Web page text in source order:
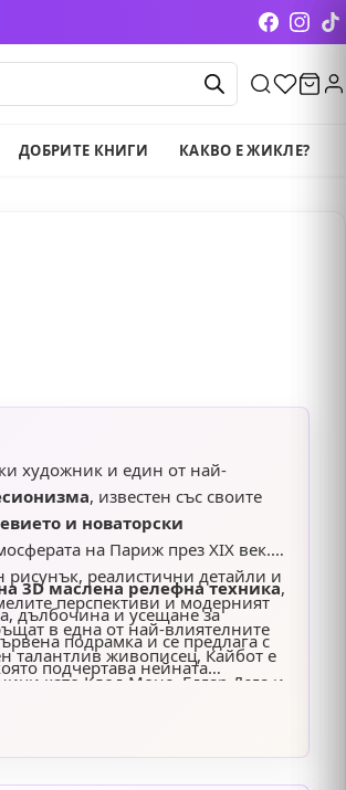
ДОБРИТЕ КНИГИ КАКВО Е ЖИКЛЕ?
художник и един от най-
, известен със своите
и новаторски
на Париж през XIX век.
рисунък, реалистични детайли и
перспективи и модерният
в една от най-влиятелните
талантлив живописец, Кайбот е
като Клод Моне, Едгар Дега и
за развитието и
3D маслена релефна техника,
дълбочина и усещане за
подрамка и се предлага с
подчертава нейната
Творбата е напълно готова за
или като стилен подарък за